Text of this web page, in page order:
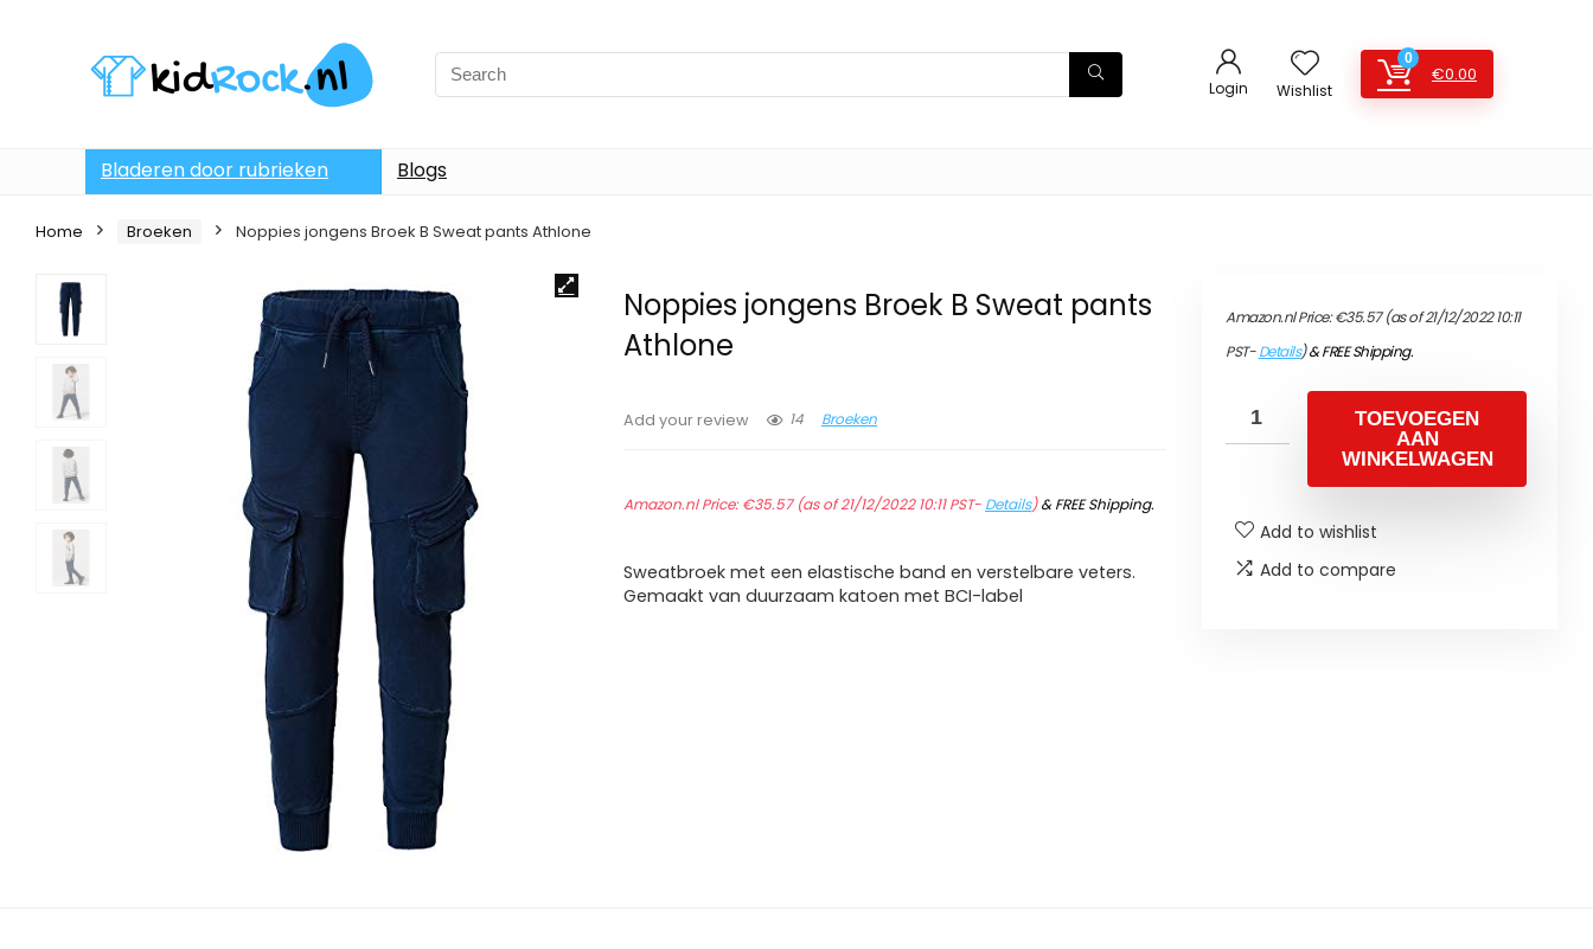
Login Wishlist
0
€0.00
Bladeren door rubrieken Blogs
Home Broeken Noppies jongens Broek B Sweat pants Athlone
Noppies jongens Broek B Sweat pants
Athlone
Add your review 14 Broeken
Amazon.nl Price:€35.57(as of 21/12/2022 10:11 PST- Details)&FREE Shipping.
Sweatbroek met een elastische band en verstelbare veters.
Gemaakt van duurzaam katoen met BCI-label
Amazon.nl Price:€35.57(as of 21/12/2022 10:11
PST-Details)&FREE Shipping.
TOEVOEGEN
AAN
WINKELWAGEN
Add to wishlist
Add to compare